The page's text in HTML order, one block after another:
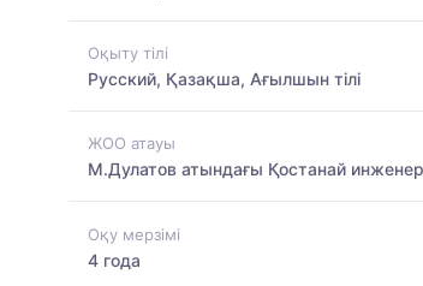
Оқыту тілі
Русский, Қазақша, Ағылшын тілі
ЖОО атауы
М.Дулатов атындағы Қостанай
Оқу мерзімі
4 года